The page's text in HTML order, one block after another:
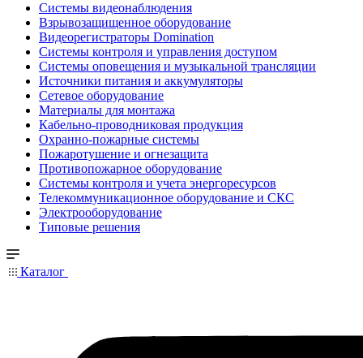
Системы видеонаблюдения
Взрывозащищенное оборудование
Видеорегистраторы Domination
Системы контроля и управления доступом
Системы оповещения и музыкальной трансляции
Источники питания и аккумуляторы
Сетевое оборудование
Материалы для монтажа
Кабельно-проводниковая продукция
Охранно-пожарные системы
Пожаротушение и огнезащита
Противопожарное оборудование
Системы контроля и учета энергоресурсов
Телекоммуникационное оборудование и СКС
Электрооборудование
Типовые решения
Каталог